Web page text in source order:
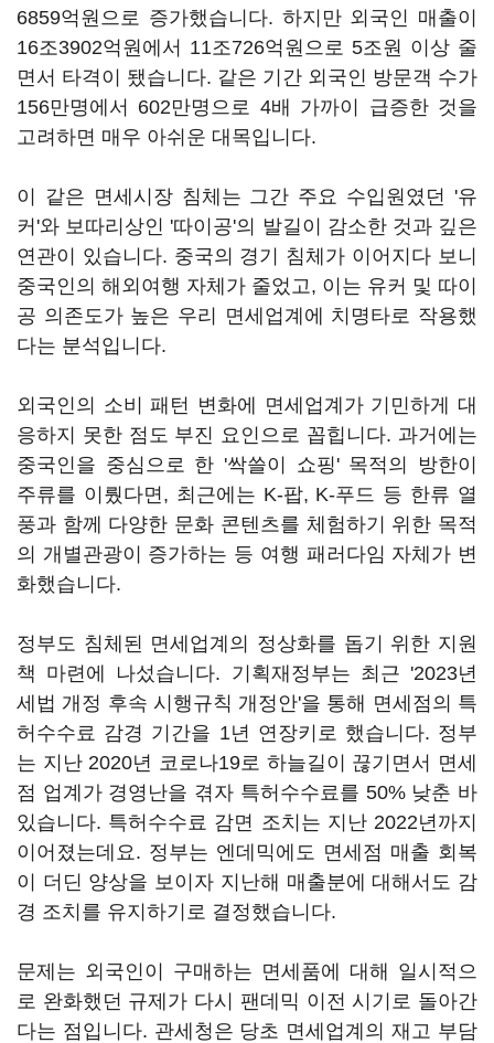
6859억원으로 증가했습니다. 하지만 외국인 매출이
16조3902억원에서 11조726억원으로 5조원 이상 줄
면서 타격이 됐습니다. 같은 기간 외국인 방문객 수가
156만명에서 602만명으로 4배 가까이 급증한 것을
고려하면 매우 아쉬운 대목입니다.
이 같은 면세시장 침체는 그간 주요 수입원였던 '유
커'와 보따리상인 '따이공'의 발길이 감소한 것과 깊은
연관이 있습니다. 중국의 경기 침체가 이어지다 보니
중국인의 해외여행 자체가 줄었고, 이는 유커 및 따이
공 의존도가 높은 우리 면세업계에 치명타로 작용했
다는 분석입니다.
외국인의 소비 패턴 변화에 면세업계가 기민하게 대
응하지 못한 점도 부진 요인으로 꼽힙니다. 과거에는
중국인을 중심으로 한 '싹쓸이 쇼핑' 목적의 방한이
주류를 이뤘다면, 최근에는 K-팝, K-푸드 등 한류 열
풍과 함께 다양한 문화 콘텐츠를 체험하기 위한 목적
의 개별관광이 증가하는 등 여행 패러다임 자체가 변
화했습니다.
정부도 침체된 면세업계의 정상화를 돕기 위한 지원
책 마련에 나섰습니다. 기획재정부는 최근 '2023년
세법 개정 후속 시행규칙 개정안'을 통해 면세점의 특
허수수료 감경 기간을 1년 연장키로 했습니다. 정부
는 지난 2020년 코로나19로 하늘길이 끊기면서 면세
점 업계가 경영난을 겪자 특허수수료를 50% 낮춘 바
있습니다. 특허수수료 감면 조치는 지난 2022년까지
이어졌는데요. 정부는 엔데믹에도 면세점 매출 회복
이 더딘 양상을 보이자 지난해 매출분에 대해서도 감
경 조치를 유지하기로 결정했습니다.
문제는 외국인이 구매하는 면세품에 대해 일시적으
로 완화했던 규제가 다시 팬데믹 이전 시기로 돌아간
다는 점입니다. 관세청은 당초 면세업계의 재고 부담